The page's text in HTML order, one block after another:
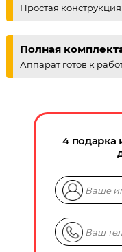
Простая
Полная
Аппарат готов к
4 подарка